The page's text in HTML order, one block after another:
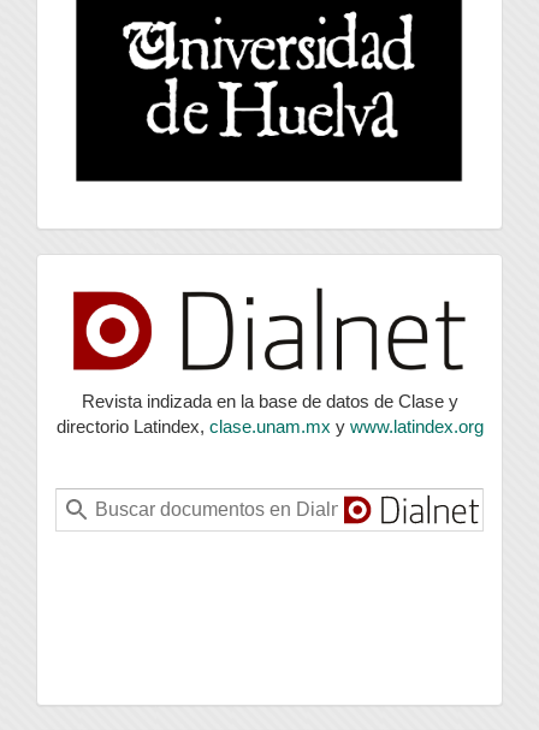
index
Revista indizada en la base de datos de Clase y
directorio Latindex, clase.unam.mx y www.latindex.org